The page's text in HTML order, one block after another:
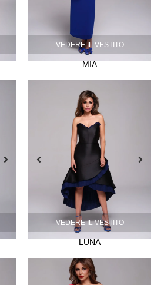
VEDERE IL VESTITO
MIA
VEDERE IL VESTITO
LUNA